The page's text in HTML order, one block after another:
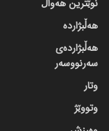
نوێترین هەواڵ
هەڵبژاردە
هەڵبژاردەی
سەرنووسەر
وتار
وتووێژ